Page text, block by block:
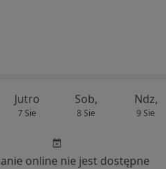
Jutro
7 Sie
Sob,
8 Sie
Ndz,
9 Sie
online nie jest dostępne